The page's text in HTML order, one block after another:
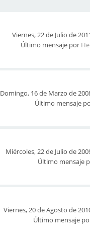
Viernes, 22 de Julio de
Último mensaje por
Domingo, 16 de Marzo de
Último mensaje
Miércoles, 22 de Julio de
Último mensaje
Viernes, 20 de Agosto de
Último mensaje